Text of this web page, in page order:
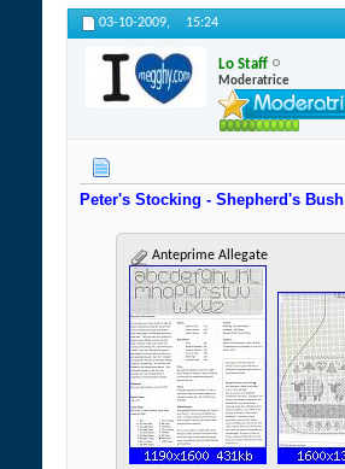
03-10-2009, 15:24
Lo Staff
Moderatrice
Peter's Stocking - Shepherd's Bush
Anteprime Allegate